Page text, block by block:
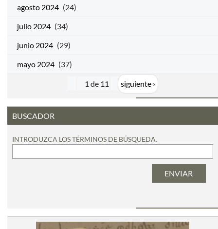
agosto 2024 (24)
julio 2024 (34)
junio 2024 (29)
mayo 2024 (37)
1 de 11 siguiente ›
BUSCADOR
INTRODUZCA LOS TÉRMINOS DE BÚSQUEDA.